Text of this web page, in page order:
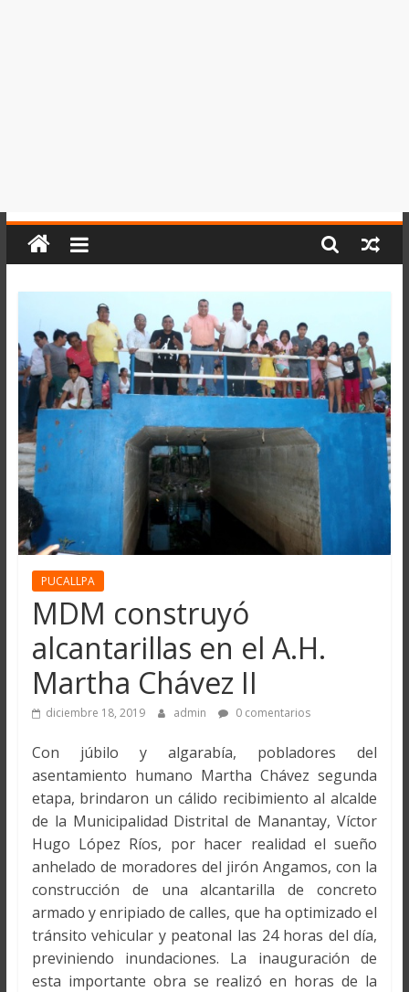
PUCALLPA
MDM construyó
alcantarillas en el A.H.
Martha Chávez II
diciembre 18, 2019 admin 0 comentarios
Con júbilo y algarabía, pobladores del
asentamiento humano Martha Chávez segunda
etapa, brindaron un cálido recibimiento al alcalde
de la Municipalidad Distrital de Manantay, Víctor
Hugo López Ríos, por hacer realidad el sueño
anhelado de moradores del jirón Angamos, con la
construcción de una alcantarilla de concreto
armado y enripiado de calles, que ha optimizado el
tránsito vehicular y peatonal las 24 horas del día,
previniendo inundaciones. La inauguración de
esta importante obra se realizó en horas de la